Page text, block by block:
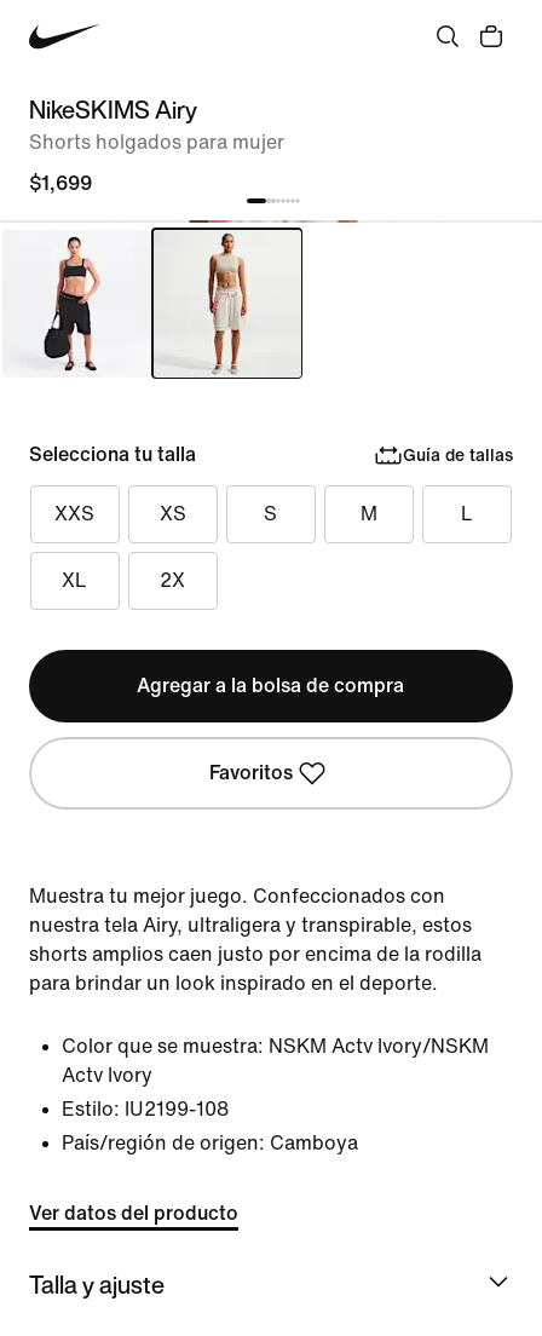
NikeSKIMS Airy
Shorts holgados para mujer
$1,699
Selecciona tu talla Guía de tallas
XXS XS S M L
XL 2X
Agregar a la bolsa de compra
Favoritos
Muestra tu mejor juego. Confeccionados con
nuestra tela Airy, ultraligera y transpirable, estos
shorts amplios caen justo por encima de la rodilla
para brindar un look inspirado en el deporte.
Color que se muestra: NSKM Actv Ivory/NSKM
Actv Ivory
Estilo: IU2199-108
País/región de origen: Camboya
Ver datos del producto
Talla y ajuste